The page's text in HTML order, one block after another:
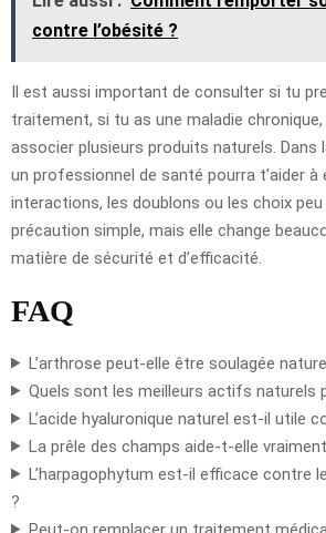
contre l’obésité ?
Il est aussi important de consulter si tu
traitement, si tu as une maladie
associer plusieurs produits naturels. Dans
un professionnel de santé pourra t’aider à
interactions, les doublons ou les choix peu
précaution simple, mais elle change
matière de sécurité et d’efficacité.
FAQ
L’arthrose peut-elle être soulagée
Quels sont les meilleurs actifs naturels
L’acide hyaluronique naturel est-il utile
La prêle des champs aide-t-elle
L’harpagophytum est-il efficace contre
?